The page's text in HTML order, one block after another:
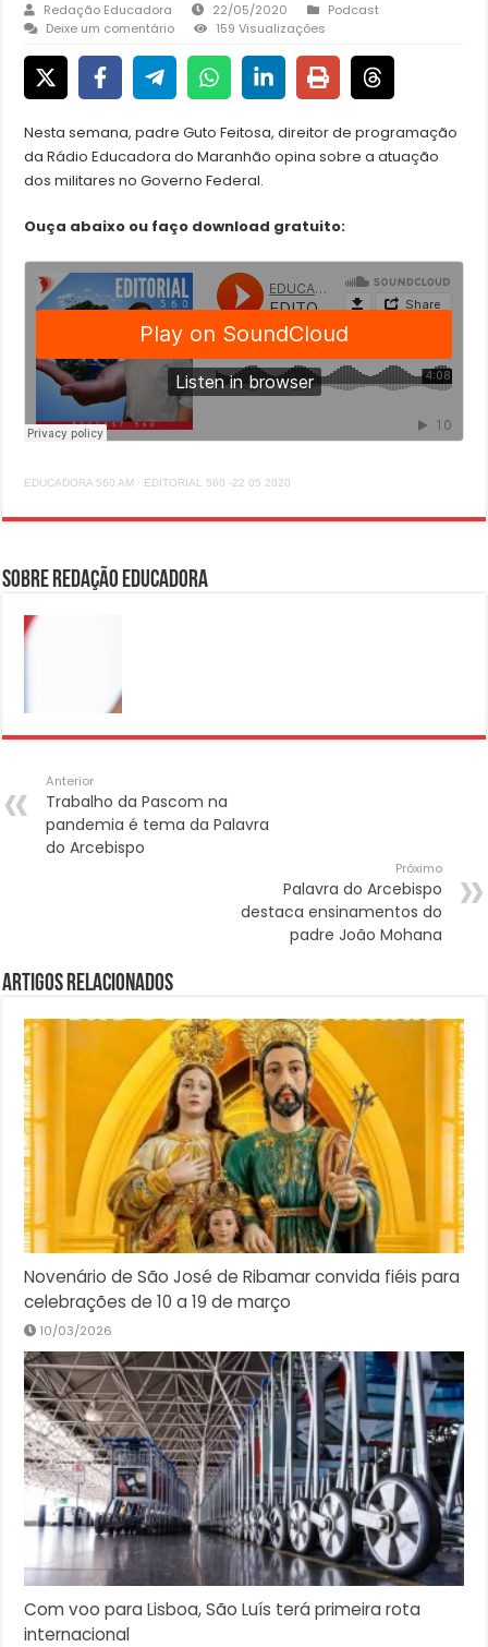
Redação Educadora 22/05/2020
Podcast
Deixe um comentário
159 Visualizações
Nesta semana, padre Guto Feitosa, direitor de programação
da Rádio Educadora do Maranhão opina sobre a atuação
dos militares no Governo Federal.
Ouça abaixo ou faço download gratuito:
EDUCADORA 560 AM · EDITORIAL 560 -22 05 2020
Sobre Redação Educadora
Anterior
Trabalho da Pascom na
pandemia é tema da Palavra
do Arcebispo
Próximo
Palavra do Arcebispo
destaca ensinamentos do
padre João Mohana
Artigos Relacionados
Novenário de São José de Ribamar convida fiéis para
celebrações de 10 a 19 de março
10/03/2026
Com voo para Lisboa, São Luís terá primeira rota
internacional